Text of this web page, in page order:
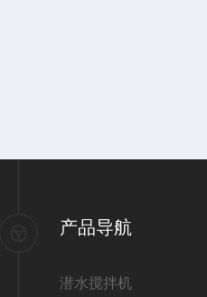
产品导航
潜水搅拌机